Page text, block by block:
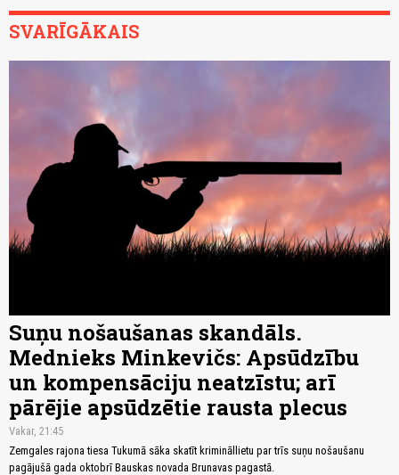
SVARĪGĀKAIS
Suņu nošaušanas skandāls.
Mednieks Minkevičs: Apsūdzību
un kompensāciju neatzīstu; arī
pārējie apsūdzētie rausta plecus
Vakar, 21:45
Zemgales rajona tiesa Tukumā sāka skatīt krimināllietu par trīs suņu nošaušanu
pagājušā gada oktobrī Bauskas novada Brunavas pagastā.